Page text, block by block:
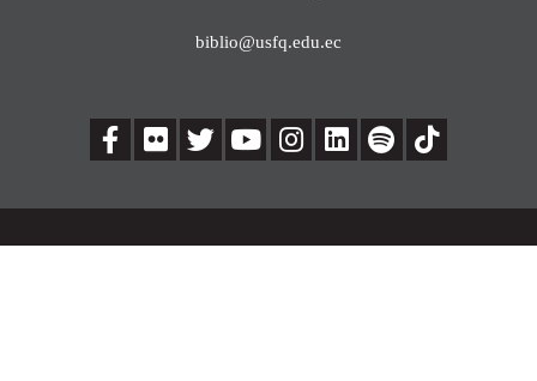
biblio@usfq.edu.ec